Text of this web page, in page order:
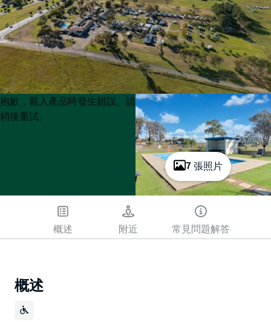
7 張照片
Product
List
Product
List
抱歉，載入產品時發生錯誤。請
稍後重試。
概述 附近 常見問題解答
概述